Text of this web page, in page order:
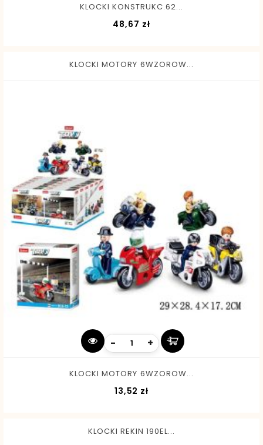
KLOCKI KONSTRUKC.62...
48,67 złCena
KLOCKI MOTORY 6WZOROW...
- +
KLOCKI MOTORY 6WZOROW...
13,52 zł
KLOCKI REKIN 190EL...